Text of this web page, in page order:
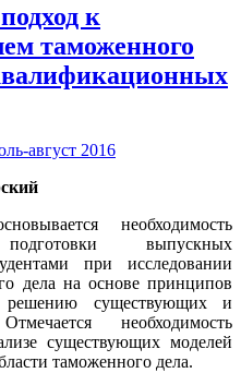
к
таможенного
август 2016
необходимость
выпускных
при исследовании
дела на основе принципов
существующих и
необходимость
существующих моделей
таможенного дела.